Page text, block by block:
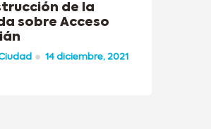
de la
sobre Acceso
14 diciembre, 2021